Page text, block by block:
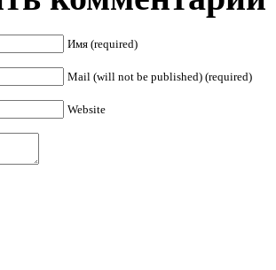
Имя (required)
Mail (will not be published) (required)
Website